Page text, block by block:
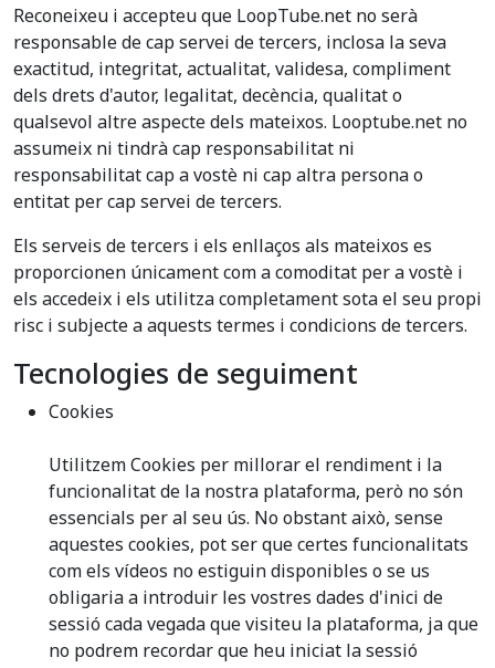
Reconeixeu i accepteu que LoopTube.net no serà
responsable de cap servei de tercers, inclosa la seva
exactitud, integritat, actualitat, validesa, compliment
dels drets d'autor, legalitat, decència, qualitat o
qualsevol altre aspecte dels mateixos. Looptube.net no
assumeix ni tindrà cap responsabilitat ni
responsabilitat cap a vostè ni cap altra persona o
entitat per cap servei de tercers.
Els serveis de tercers i els enllaços als mateixos es
proporcionen únicament com a comoditat per a vostè i
els accedeix i els utilitza completament sota el seu propi
risc i subjecte a aquests termes i condicions de tercers.
Tecnologies de seguiment
Cookies
Utilitzem Cookies per millorar el rendiment i la
funcionalitat de la nostra plataforma, però no són
essencials per al seu ús. No obstant això, sense
aquestes cookies, pot ser que certes funcionalitats
com els vídeos no estiguin disponibles o se us
obligaria a introduir les vostres dades d'inici de
sessió cada vegada que visiteu la plataforma, ja que
no podrem recordar que heu iniciat la sessió